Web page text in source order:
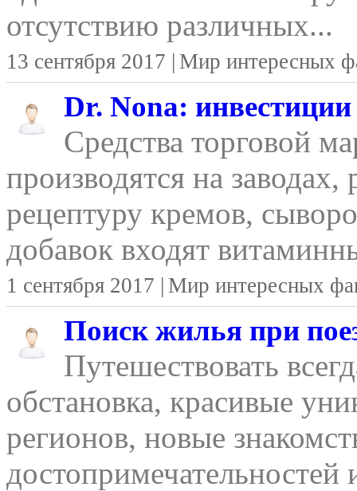
отсутствию различных...
13 сентября 2017 | Мир интересных
Dr. Nona:
Средства торговой
производятся на
рецептуру кремов,
добавок входят
1 сентября 2017 | Мир интересных
Поиск жилья при
Путешествовать
обстановка, красивые
регионов, новые
достопримечательностей